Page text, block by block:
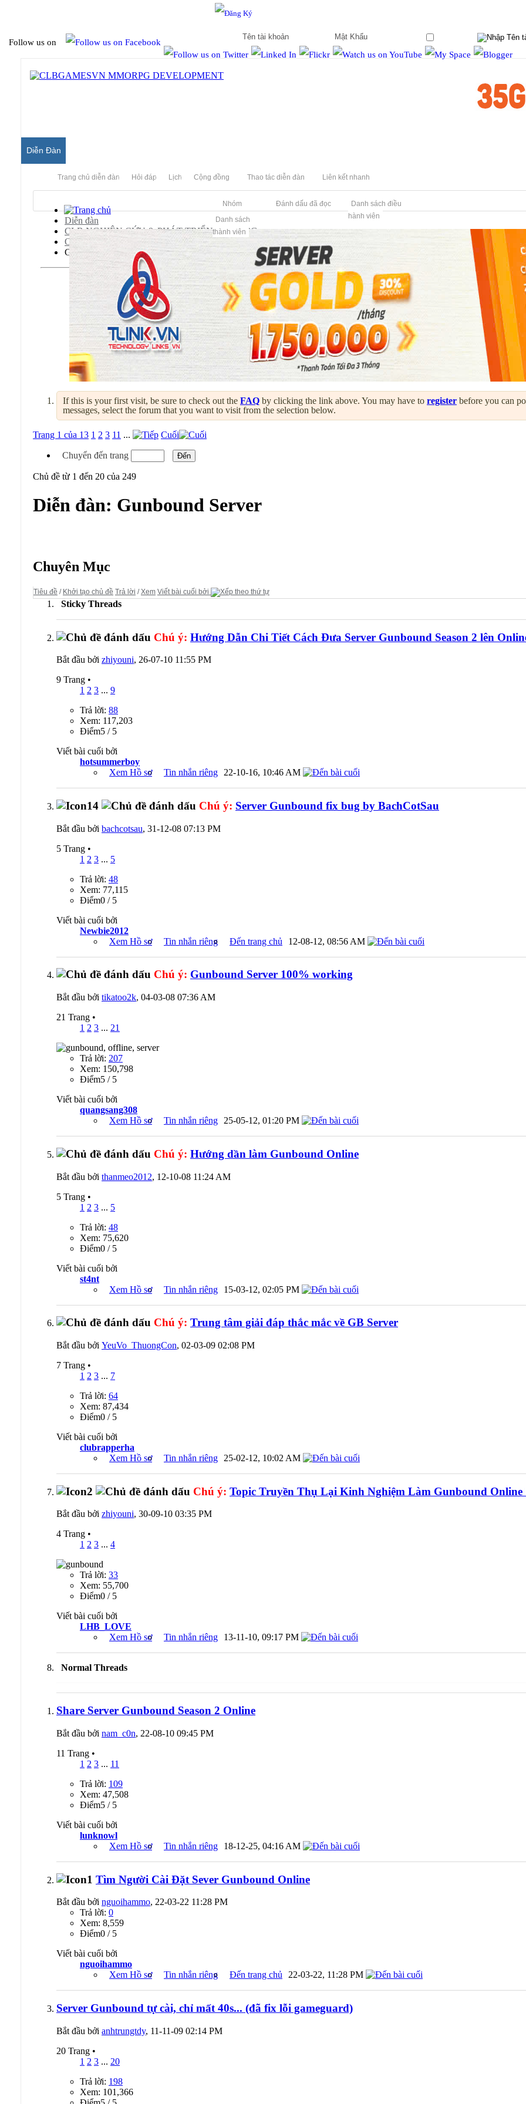
Follow us on
Diễn Đàn
Trang chủ diễn đàn Hỏi đáp Lịch Cộng đồng
Nhóm
Danh sách
thành viên
Thao tác diễn đàn
Đánh dấu đã đọc
Liên kết nhanh
Danh sách điều
hành viên
Diễn đàn
CLB NGHIÊN CỨU & PHÁT TRIỂN MMORPG
Old Archived Server
Gunbound Server
If this is your first visit, be sure to check out the FAQ by clicking the link above. You may have to register before you can
messages, select the forum that you want to visit from the selection below.
Trang 1 của 13 1 2 3 11 ... Cuối
Chuyển đến trang
Chủ đề từ 1 đến 20 của 249
Diễn đàn: Gunbound Server
Chuyên Mục
Tiêu đề / Khởi tạo chủ đề Trả lời /Xem Viết bài cuối bởi
Sticky Threads
Chú ý: Hướng Dẫn Chi Tiết Cách Đưa Server Gunbound Season 2 lên
Bắt đầu bởi zhiyouni, 26-07-10 11:55 PM
9 Trang •
1 2 3 ... 9
Trả lời: 88
Xem: 117,203
Ðiểm5 / 5
Viết bài cuối bởi
hotsummerboy
Xem Hồ sơ
Tin nhắn riêng 22-10-16, 10:46 AM
Chú ý: Server Gunbound fix bug by BachCotSau
Bắt đầu bởi bachcotsau, 31-12-08 07:13 PM
5 Trang •
1 2 3 ... 5
Trả lời: 48
Xem: 77,115
Ðiểm0 / 5
Viết bài cuối bởi
Newbie2012
Xem Hồ sơ
Tin nhắn riêng Đến trang chủ 12-08-12, 08:56 AM
Chú ý: Gunbound Server 100% working
Bắt đầu bởi tikatoo2k, 04-03-08 07:36 AM
21 Trang •
1 2 3 ... 21
Trả lời: 207
Xem: 150,798
Ðiểm5 / 5
Viết bài cuối bởi
quangsang308
Xem Hồ sơ
Tin nhắn riêng 25-05-12, 01:20 PM
Chú ý: Hướng dần làm Gunbound Online
Bắt đầu bởi thanmeo2012, 12-10-08 11:24 AM
5 Trang •
1 2 3 ... 5
Trả lời: 48
Xem: 75,620
Ðiểm0 / 5
Viết bài cuối bởi
st4nt
Xem Hồ sơ
Tin nhắn riêng 15-03-12, 02:05 PM
Chú ý: Trung tâm giải đáp thắc mắc về GB Server
Bắt đầu bởi YeuVo_ThuongCon, 02-03-09 02:08 PM
7 Trang •
1 2 3 ... 7
Trả lời: 64
Xem: 87,434
Ðiểm0 / 5
Viết bài cuối bởi
clubrapperha
Xem Hồ sơ
Tin nhắn riêng 25-02-12, 10:02 AM
Chú ý: Topic Truyền Thụ Lại Kinh Nghiệm Làm Gunbound Online
Bắt đầu bởi zhiyouni, 30-09-10 03:35 PM
4 Trang •
1 2 3 ... 4
Trả lời: 33
Xem: 55,700
Ðiểm0 / 5
Viết bài cuối bởi
LHB_LOVE
Xem Hồ sơ
Tin nhắn riêng 13-11-10, 09:17 PM
Normal Threads
Share Server Gunbound Season 2 Online
Bắt đầu bởi nam_c0n, 22-08-10 09:45 PM
11 Trang •
1 2 3 ... 11
Trả lời: 109
Xem: 47,508
Ðiểm5 / 5
Viết bài cuối bởi
lunknowl
Xem Hồ sơ
Tin nhắn riêng 18-12-25, 04:16 AM
Tìm Người Cài Đặt Sever Gunbound Online
Bắt đầu bởi nguoihammo, 22-03-22 11:28 PM
Trả lời: 0
Xem: 8,559
Ðiểm0 / 5
Viết bài cuối bởi
nguoihammo
Xem Hồ sơ
Tin nhắn riêng Đến trang chủ 22-03-22, 11:28 PM
Server Gunbound tự cài, chỉ mất 40s... (đã fix lỗi gameguard)
Bắt đầu bởi anhtrungtdy, 11-11-09 02:14 PM
20 Trang •
1 2 3 ... 20
Trả lời: 198
Xem: 101,366